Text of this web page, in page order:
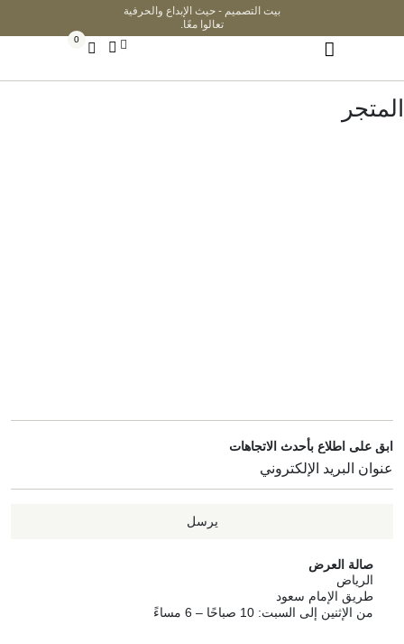
بيت التصميم - حيث الإبداع والحرفية
تعالوا معًا.
0
المتجر
ابق على اطلاع بأحدث الاتجاهات
يرسل
صالة العرض
الرياض
طريق الإمام سعود
من الإثنين إلى السبت: 10 صباحًا – 6 مساءً